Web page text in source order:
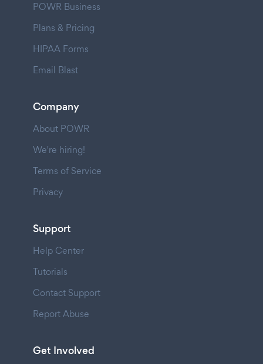
POWR Business
Plans & Pricing
HIPAA Forms
Email Blast
Company
About POWR
We're hiring!
Terms of Service
Privacy
Support
Help Center
Tutorials
Contact Support
Report Abuse
Get Involved